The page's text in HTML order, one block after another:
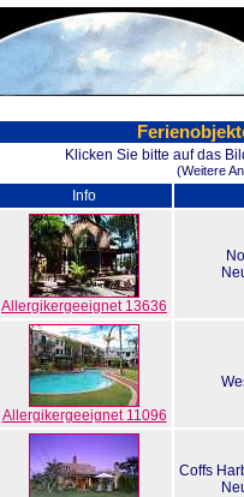
Klicken Sie bitte auf das
(Weitere
Info
Allergikergeeignet 13636
Allergikergeeignet 11096
Coffs